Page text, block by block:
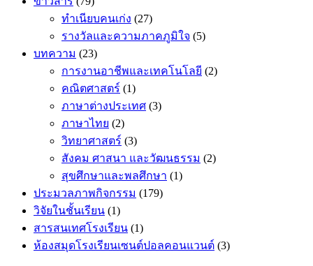
ทำเนียบคนเก่ง (27)
รางวัลและความภาคภูมิใจ (5)
บทความ (23)
การงานอาชีพและเทคโนโลยี (2)
คณิตศาสตร​์ (1)
ภาษาต่างประเทศ (3)
ภาษาไทย (2)
วิทยาศาสตร์ (3)
สังคม ศาสนา และวัฒนธรรม (2)
สุขศึกษาและพลศึกษา (1)
ประมวลภาพกิจกรรม (179)
วิจัยในชั้นเรียน (1)
สารสนเทศโรงเรียน (1)
ห้องสมุดโรงเรียนเซนต์ปอลคอนแวนต์ (3)